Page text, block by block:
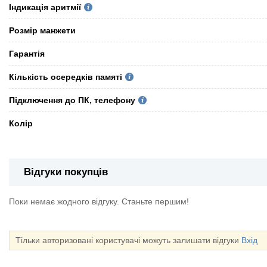
Індикація аритмії
Розмір манжети
Гарантія
Кількість осередків памяті
Підключення до ПК, телефону
Колір
Відгуки покупців
Поки немає жодного відгуку. Станьте першим!
Тільки авторизовані користувачі можуть залишати відгуки Вхід